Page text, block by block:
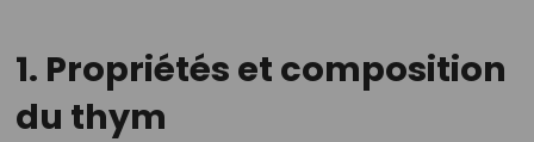
1. Propriétés et composition
du thym